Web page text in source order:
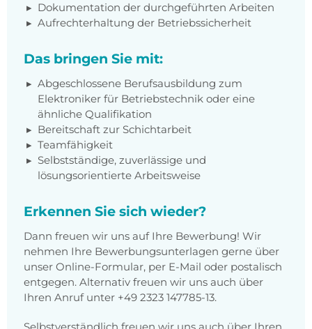
Dokumentation der durchgeführten Arbeiten
Aufrechterhaltung der Betriebssicherheit
Das bringen Sie mit:
Abgeschlossene Berufsausbildung zum
Elektroniker für Betriebstechnik oder eine
ähnliche Qualifikation
Bereitschaft zur Schichtarbeit
Teamfähigkeit
Selbstständige, zuverlässige und
lösungsorientierte Arbeitsweise
Erkennen Sie sich wieder?
Dann freuen wir uns auf Ihre Bewerbung! Wir
nehmen Ihre Bewerbungsunterlagen gerne über
unser Online-Formular, per E-Mail oder postalisch
entgegen. Alternativ freuen wir uns auch über
Ihren Anruf unter +49 2323 147785-13.